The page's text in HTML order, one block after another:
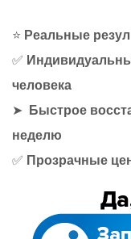
⭐ Реальные
✅
человека
➤
Быстрое
неделю
✅ Прозрачные